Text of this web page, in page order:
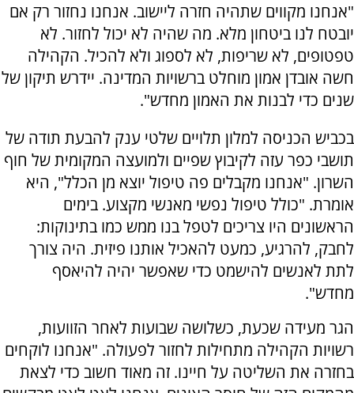
"אנחנו מקווים שתהיה חזרה ליישוב. אנחנו נחזור רק אם
יובטח לנו ביטחון מלא. מה שהיה לא יכול לחזור. לא
טפטופים, לא שריפות, לא לספוג ולא להכיל. הקהילה
חשה אובדן אמון מוחלט ברשויות המדינה. יידרש תיקון של
שנים כדי לבנות את האמון מחדש".
בכביש הכניסה למלון תלויים שלטי ענק להבעת תודה של
תושבי כפר עזה לקיבוץ שפיים ולמועצה המקומית של חוף
השרון. "אנחנו מקבלים פה טיפול יוצא מן הכלל", היא
אומרת. "כולל טיפול נפשי מאנשי מקצוע. בימים
הראשונים היו צריכים לטפל בנו ממש כמו בתינוקות:
לחבק, להרגיע, כמעט להאכיל אותנו פיזית. היה צורך
לתת לאנשים להישמט כדי שאפשר יהיה להיאסף
מחדש".
הגר מעידה שכעת, כשלושה שבועות לאחר הזוועות,
רשויות הקהילה מתחילות לחזור לפעולה. "אנחנו לוקחים
בחזרה את השליטה על חיינו. זה מאוד חשוב כדי לצאת